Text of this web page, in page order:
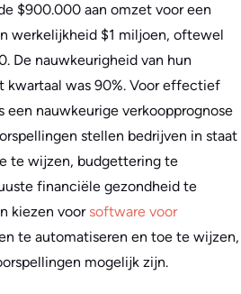
$900.000 aan omzet voor een
werkelijkheid $1 miljoen, oftewel
De nauwkeurigheid van hun
kwartaal was 90%. Voor effectief
nauwkeurige verkoopprognose
stellen bedrijven in staat
te wijzen, budgettering te
financiële gezondheid te
kiezen voor software voor
te automatiseren en toe te wijzen,
mogelijk zijn.